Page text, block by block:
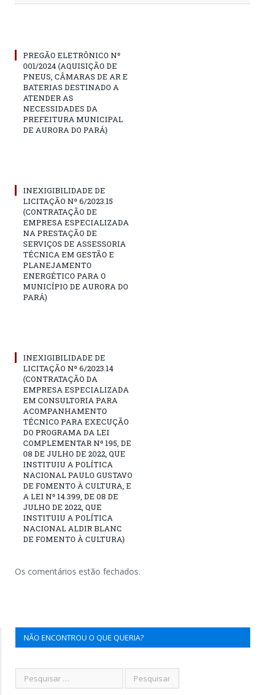
PREGÃO ELETRÔNICO Nº
001/2024 (AQUISIÇÃO DE
PNEUS, CÂMARAS DE AR E
BATERIAS DESTINADO A
ATENDER AS
NECESSIDADES DA
PREFEITURA MUNICIPAL
DE AURORA DO PARÁ)
INEXIGIBILIDADE DE
LICITAÇÃO Nº 6/2023.15
(CONTRATAÇÃO DE
EMPRESA ESPECIALIZADA
NA PRESTAÇÃO DE
SERVIÇOS DE ASSESSORIA
TÉCNICA EM GESTÃO E
PLANEJAMENTO
ENERGÉTICO PARA O
MUNICÍPIO DE AURORA DO
PARÁ)
INEXIGIBILIDADE DE
LICITAÇÃO Nº 6/2023.14
(CONTRATAÇÃO DA
EMPRESA ESPECIALIZADA
EM CONSULTORIA PARA
ACOMPANHAMENTO
TÉCNICO PARA EXECUÇÃO
DO PROGRAMA DA LEI
COMPLEMENTAR Nº 195, DE
08 DE JULHO DE 2022, QUE
INSTITUIU A POLÍTICA
NACIONAL PAULO GUSTAVO
DE FOMENTO À CULTURA, E
A LEI Nº 14.399, DE 08 DE
JULHO DE 2022, QUE
INSTITUIU A POLÍTICA
NACIONAL ALDIR BLANC
DE FOMENTO À CULTURA)
Os comentários estão fechados.
NÃO ENCONTROU O QUE QUERIA?